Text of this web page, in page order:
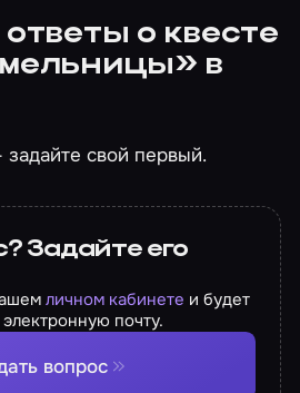
о квесте
в
свой первый.
Задайте его
личном кабинете и будет
почту.
вопрос